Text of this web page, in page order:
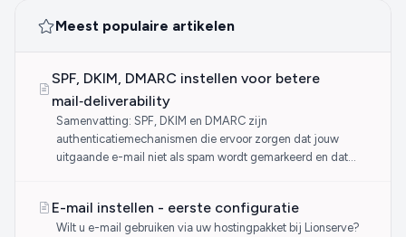
Meest populaire artikelen
SPF, DKIM, DMARC instellen voor betere
mail‑deliverability
Samenvatting: SPF, DKIM en DMARC zijn
authenticatiemechanismen die ervoor zorgen dat jouw
uitgaande e-mail niet als spam wordt gemarkeerd en dat...
E-mail instellen - eerste configuratie
Wilt u e-mail gebruiken via uw hostingpakket bij Lionserve?